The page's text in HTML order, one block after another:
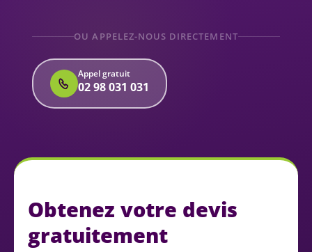
OU APPELEZ-NOUS DIRECTEMENT
Appel gratuit
02 98 031 031
Obtenez votre devis
gratuitement